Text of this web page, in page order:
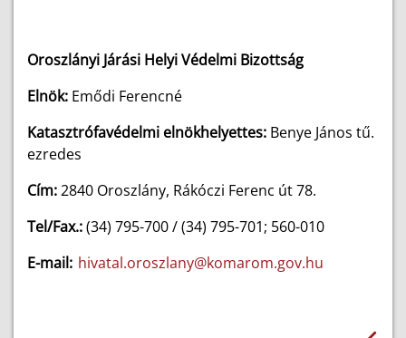
Oroszlányi Járási Helyi Védelmi Bizottság
Elnök: Emődi Ferencné
Katasztrófavédelmi elnökhelyettes: Benye János tű.
ezredes
Cím:2840 Oroszlány, Rákóczi Ferenc út 78.
Tel/Fax.:(34) 795-700 / (34) 795-701; 560-010
E-mail: hivatal.oroszlany@komarom.gov.hu